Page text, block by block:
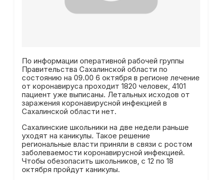
По информации оперативной рабочей группы
Правительства Сахалинской области по
состоянию на 09.00 6 октября в регионе лечение
от коронавируса проходит 1820 человек, 4101
пациент уже выписаны. Летальных исходов от
заражения коронавирусной инфекцией в
Сахалинской области нет.
Сахалинские школьники на две недели раньше
уходят на каникулы. Такое решение
региональные власти приняли в связи с ростом
заболеваемости коронавирусной инфекцией.
Чтобы обезопасить школьников, с 12 по 18
октября пройдут каникулы.